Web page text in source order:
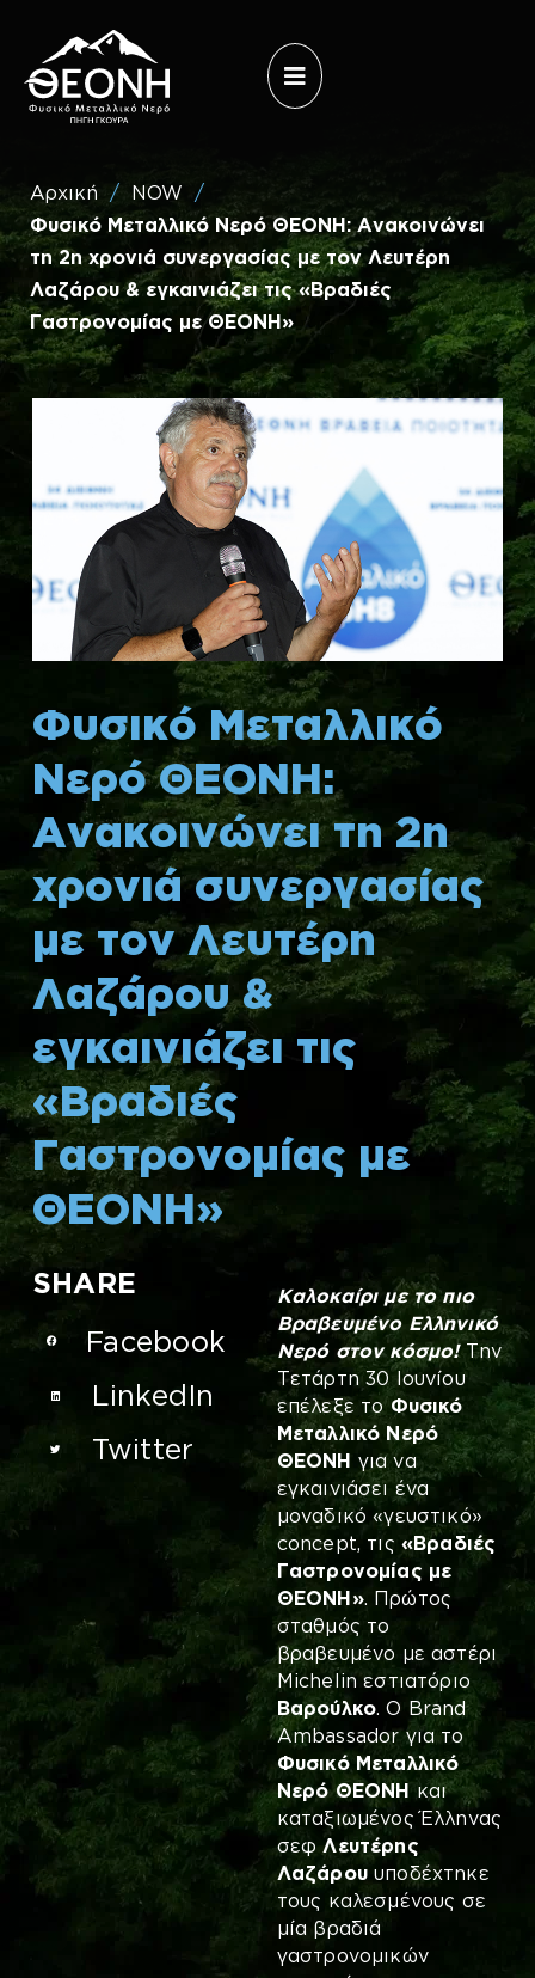
στο
Theoni
Άνοιγμα
μενού
Αρχική / NOW
/
Φυσικό Μεταλλικό Νερό ΘΕΟΝΗ: Ανακοινώνει
τη 2η χρονιά συνεργασίας με τον Λευτέρη
Λαζάρου & εγκαινιάζει τις «Βραδιές
Γαστρονομίας με ΘΕΟΝΗ»
Φυσικό Μεταλλικό
Νερό ΘΕΟΝΗ:
Ανακοινώνει τη 2η
χρονιά συνεργασίας
με τον Λευτέρη
Λαζάρου &
εγκαινιάζει τις
«Βραδιές
Γαστρονομίας με
ΘΕΟΝΗ»
SHARE
Facebook
LinkedIn
Twitter
Καλοκαίρι με το πιο
Βραβευμένο Ελληνικό
Νερό στον κόσμο! Την
Τετάρτη 30 Ιουνίου
επέλεξε τοΦυσικό
Μεταλλικό Νερό
ΘΕΟΝΗ για να
εγκαινιάσει ένα
μοναδικό «γευστικό»
concept, τις «Βραδιές
Γαστρονομίας με
ΘΕΟΝΗ». Πρώτος
σταθμός το
βραβευμένο με αστέρι
Michelin εστιατόριο
Βαρούλκο. Ο Brand
Ambassador για το
Φυσικό Μεταλλικό
Νερό ΘΕΟΝΗκαι
καταξιωμένος Έλληνας
σεφΛευτέρης
Λαζάρουυποδέχτηκε
τους καλεσμένους σε
μία βραδιά
γαστρονομικών